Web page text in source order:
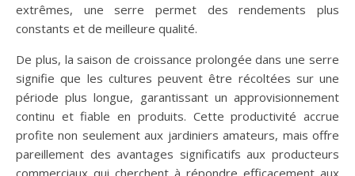
extrêmes, une serre permet des rendements plus
constants et de meilleure qualité.
De plus, la saison de croissance prolongée dans une serre
signifie que les cultures peuvent être récoltées sur une
période plus longue, garantissant un approvisionnement
continu et fiable en produits. Cette productivité accrue
profite non seulement aux jardiniers amateurs, mais offre
pareillement des avantages significatifs aux producteurs
commerciaux qui cherchent à répondre efficacement aux